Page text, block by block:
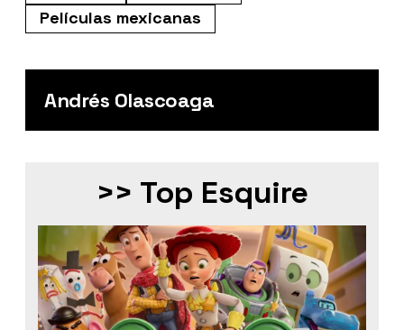
Películas mexicanas
Andrés Olascoaga
>> Top Esquire